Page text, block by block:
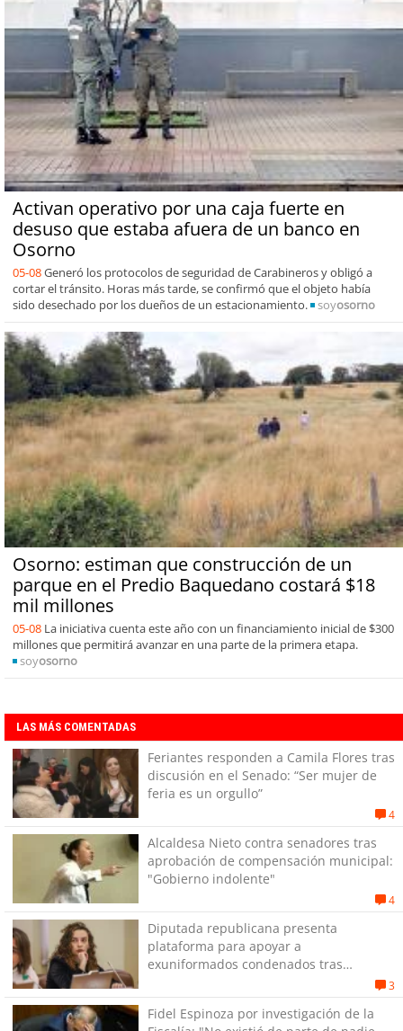
Activan operativo por una caja fuerte en
desuso que estaba afuera de un banco en
Osorno
05-08Generó los protocolos de seguridad de Carabineros y obligó a
cortar el tránsito. Horas más tarde, se confirmó que el objeto había
sido desechado por los dueños de un estacionamiento.
soyosorno
Osorno: estiman que construcción de un
parque en el Predio Baquedano costará $18
mil millones
05-08 La iniciativa cuenta este año con un financiamiento inicial de $300
millones que permitirá avanzar en una parte de la primera etapa.
soyosorno
LAS MÁS COMENTADAS
Feriantes responden a Camila Flores tras
discusión en el Senado: “Ser mujer de
feria es un orgullo”
4
Alcaldesa Nieto contra senadores tras
aprobación de compensación municipal:
"Gobierno indolente"
4
Diputada republicana presenta
plataforma para apoyar a
exuniformados condenados tras
3
Fidel Espinoza por investigación de la